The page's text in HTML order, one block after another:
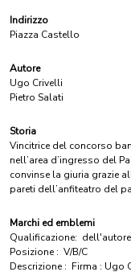
Indirizzo
Piazza Castello
Autore
Ugo Crivelli
Pietro Salati
Storia
Vincitrice del concorso
nell’area d’ingresso del
convinse la giuria grazie
pareti dell’anfiteatro del
Marchi ed emblemi
Qualificazione: dell'autore
Posizione : V/B/C
Descrizione : Firma : Ugo